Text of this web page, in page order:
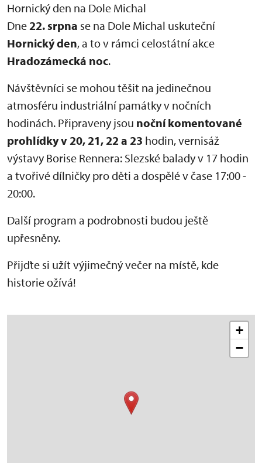
Hornický den na Dole Michal
Dne22. srpna se na Dole Michal uskuteční
Hornický den, a to v rámci celostátní akce
Hradozámecká noc.
Návštěvníci se mohou těšit na jedinečnou
atmosféru industriální památky v nočních
hodinách. Připraveny jsou noční komentované
prohlídky v 20, 21, 22 a 23 hodin, vernisáž
výstavy Borise Rennera: Slezské balady v 17 hodin
a tvořivé dílničky pro děti a dospělé v čase 17:00 -
20:00.
Další program a podrobnosti budou ještě
upřesněny.
Přijďte si užít výjimečný večer na místě, kde
historie ožívá!
+
−